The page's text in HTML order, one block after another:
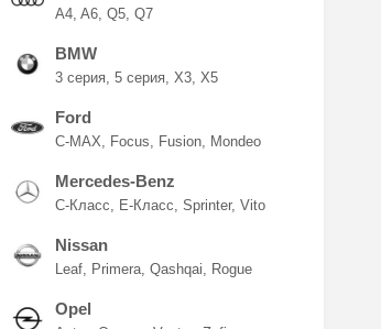
A4 A6 Q5 Q7
BMW
3 серия 5 серия X3 X5
Ford
C-MAX Focus Fusion Mondeo
Mercedes-Benz
C-Класс E-Класс Sprinter Vito
Nissan
Leaf Primera Qashqai Rogue
Opel